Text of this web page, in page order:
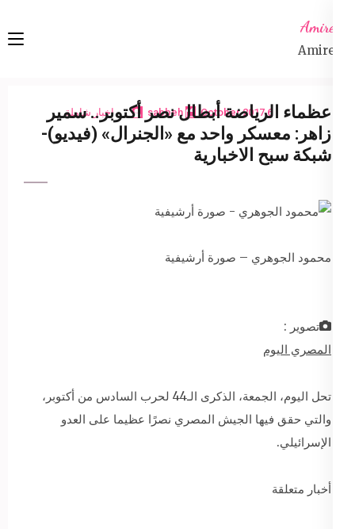
content
Amireta
Amireta
6 October 2017
sabbeh اخبار شاملة
عظماء الرياضة أبطال نصر أكتوبر.. سمير
زاهر: معسكر واحد مع «الجنرال» (فيديو)-
شبكة سبح الاخبارية
محمود الجوهري – صورة أرشيفية
تصوير :
المصري اليوم
تحل اليوم، الجمعة، الذكرى الـ44 لحرب السادس من أكتوبر،
والتي حقق فيها الجيش المصري نصرًا عظيما على العدو
الإسرائيلي.
أخبار متعلقة